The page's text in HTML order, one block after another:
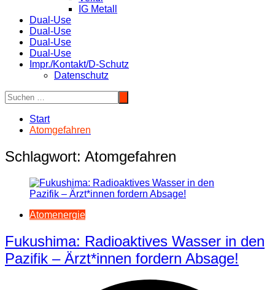
IG Metall
Dual-Use
Dual-Use
Dual-Use
Dual-Use
Impr./Kontakt/D-Schutz
Datenschutz
Start
Atomgefahren
Schlagwort: Atomgefahren
Atomenergie
Fukushima: Radioaktives Wasser in den
Pazifik – Ärzt*innen fordern Absage!